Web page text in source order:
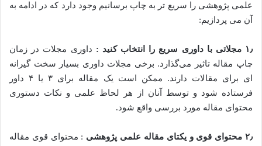
علمی پژوهشی را سریع تر به چاپ برسانیم وجود دارد که در ادامه به
آن می پردازیم:
۱٫ مجلاتی با داوری سریع را انتخاب کنید :
داوری مجلات در زمان
چاپ مقاله تاثیر می‌گذارد. برخی مجلات داوری بسیار سخت گیرانه
ای برای مقالات دارند. ممکن است یک مقاله برای ۳ یا ۴ داور
فرستاده شود و توسط آنان از هر لحاظ علمی و نکات دستوری
محتوای مقاله مورد بررسی واقع شود.
۲٫ محتوای قوی و یکتای مقاله علمی پژوهشی
: محتوای قوی مقاله